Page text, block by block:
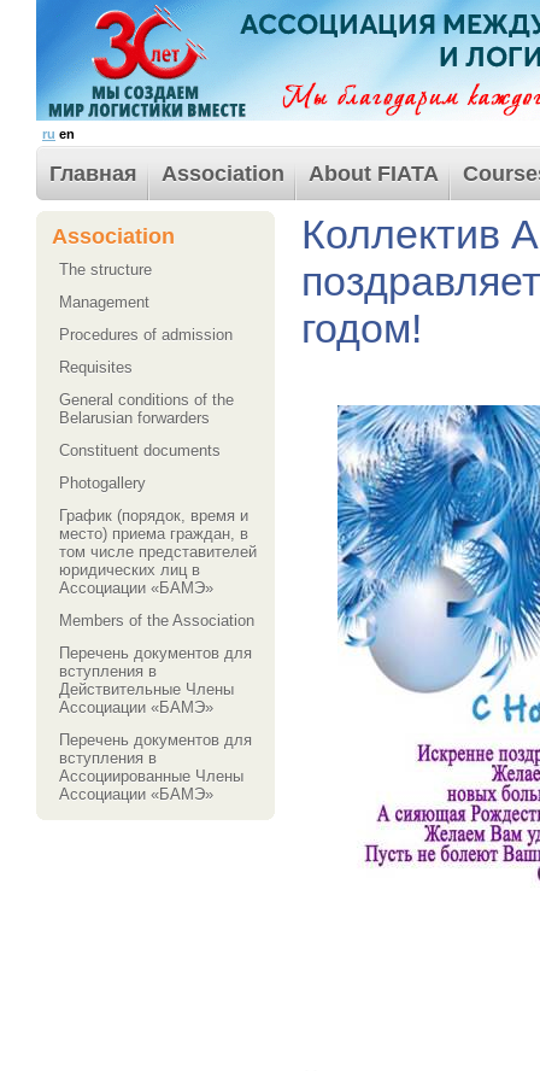
ru en
Главная Association About FIATA
Association
The structure
Management
Procedures of admission
Requisites
General conditions of the
Belarusian forwarders
Сonstituent documents
Photogallery
График (порядок, время и
место) приема граждан, в
том числе представителей
юридических лиц в
Ассоциации «БАМЭ»
Members of the Association
Перечень документов для
вступления в
Действительные Члены
Ассоциации «БАМЭ»
Перечень документов для
вступления в
Ассоциированные Члены
Ассоциации «БАМЭ»
Коллектив
годом!